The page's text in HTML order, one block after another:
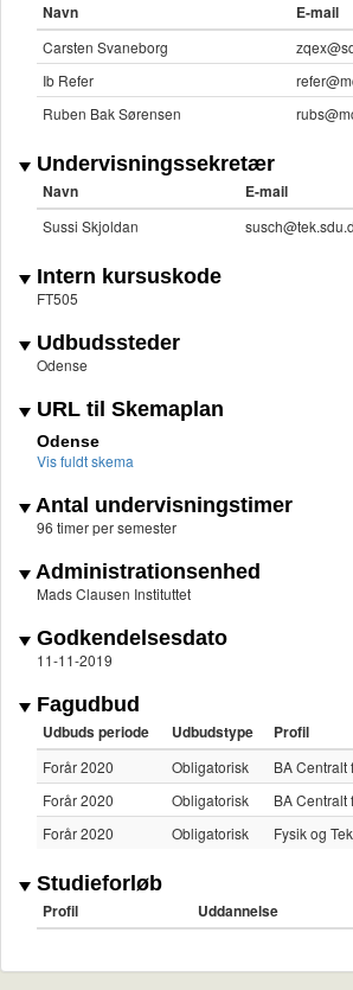
Navn E-mail
Carsten Svaneborg
Ib Refer
Ruben Bak Sørensen
Undervisningssekretær
Navn E-mail
Sussi Skjoldan
Intern kursuskode
FT505
Udbudssteder
Odense
URL til Skemaplan
Odense
Vis fuldt skema
Antal undervisningstimer
96 timer per semester
Administrationsenhed
Mads Clausen Instituttet
Godkendelsesdato
11-11-2019
Fagudbud
Udbuds periode Udbudstype Profil
Forår 2020 Obligatorisk
BA Centralt
Forår 2020
Obligatorisk
BA Centralt
Forår 2020
Obligatorisk Fysik og
Studieforløb
Profil Uddannelse